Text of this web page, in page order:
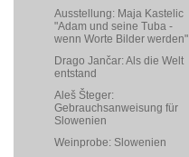
Ausstellung: Maja Kastelic
"Adam und seine Tuba -
wenn Worte Bilder werden"
Drago Jančar: Als die Welt
entstand
Aleš Šteger:
Gebrauchsanweisung für
Slowenien
Weinprobe: Slowenien